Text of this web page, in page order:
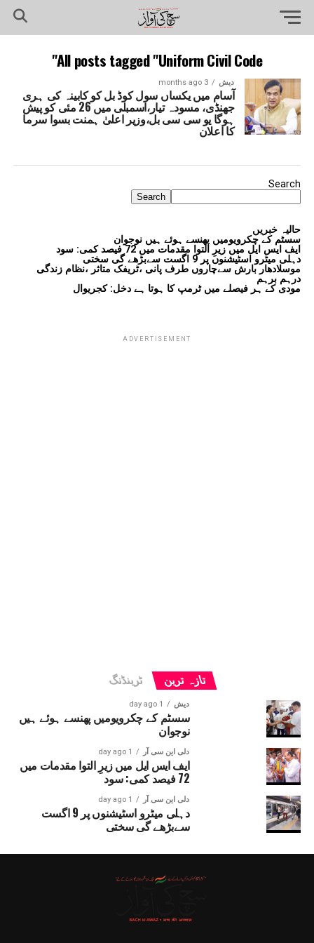
All posts tagged "Uniform Civil Code"
دیش 3 months ago
آسام میں یکساں سول کوڈ بل کو کابینہ کی ہری
جھنڈی، مسودہ تیار،اسمبلی میں 26 مئی کو پیش
ہوگا یو سی سی بل،وزیر اعلیٰ ہمنت بسوا سرما
کا اعلان
Search
Search
حالیہ خبریں
سسٹم کے چکرویومیں پھنسے ہوئے ہیں نوجوان
ایف ایس ایل میں زیرِ التوا مقدمات میں 72 فیصد کمی: سود
دہلی میٹرو اسٹیشنوں پر 9 اگست سےبڑھے گی سختی
موسلادھار بارش سےچاروں طرف پانی ،ٹریفک متاثر ،نظام زندگی
درہم برہم
مودی کے ہر فیصلے میں ٹرمپ کا ہوتا ہے دخل: کجریوال
ADVERTISEMENT
تازہ ترین ٹرینڈنگ
دیش 1 day ago
سسٹم کے چکرویومیں پھنسے ہوئے ہیں
نوجوان
دلی این سی آر 1 day ago
ایف ایس ایل میں زیرِ التوا مقدمات میں
72 فیصد کمی: سود
دلی این سی آر 1 day ago
دہلی میٹرو اسٹیشنوں پر 9 اگست
سےبڑھے گی سختی